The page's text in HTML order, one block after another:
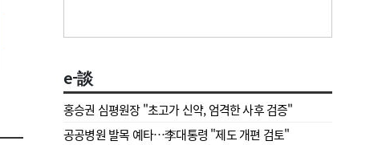
e-談
홍승권 심평원장 " 초고가 신약, 엄격한 사후 검증"
공공병원 발목 예타…李대통령 "제도 개편 검토"